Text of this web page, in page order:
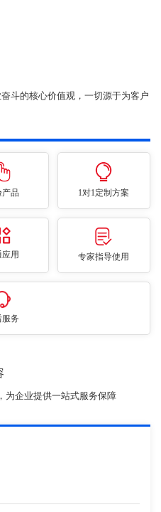
斗的核心价值观，一切源于为客户
产品 1对1定制方案
应用 专家指导使用
服务
为企业提供一站式服务保障